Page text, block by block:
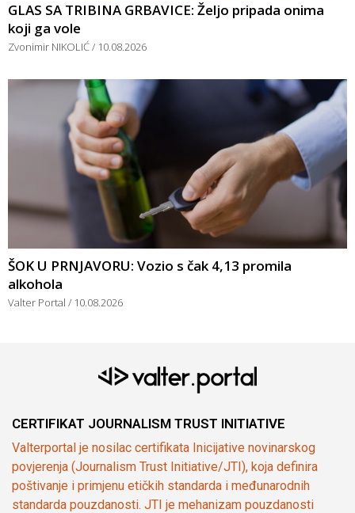
GLAS SA TRIBINA GRBAVICE: Željo pripada onima
koji ga vole
Zvonimir NIKOLIĆ 10.08.2026
ŠOK U PRNJAVORU: Vozio s čak 4,13 promila
alkohola
Valter Portal 10.08.2026
CERTIFIKAT JOURNALISM TRUST INITIATIVE
Valterportal je nosilac certifikata Inicijative novinarskog
povjerenja (Journalism Trust Initiative/JTI), koja definira
poštivanje i primjenu etičkih standarda i međunarodnih
standarda pouzdanosti. JTI je mehanizam pouzdanosti